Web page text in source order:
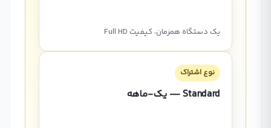
یک دستگاه همزمان، کیفیت Full HD
نوع اشتراک
Standard — یک-ماهه